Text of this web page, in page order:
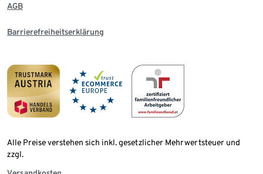
AGB
Barrierefreiheitserklärung
Alle Preise verstehen sich inkl. gesetzlicher Mehrwertsteuer und
zzgl.